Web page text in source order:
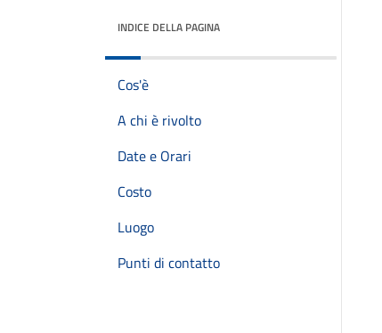
INDICE DELLA PAGINA
Cos'è
A chi è rivolto
Date e Orari
Costo
Luogo
Punti di contatto